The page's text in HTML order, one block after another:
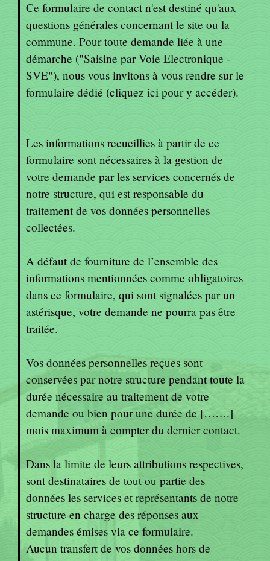
Ce formulaire de contact n'est destiné qu'aux
questions générales concernant le site ou la
commune. Pour toute demande liée à une
démarche ("Saisine par Voie Electronique -
SVE"), nous vous invitons à vous rendre sur le
formulaire dédié (cliquez ici pour y accéder).
Les informations recueillies à partir de ce
formulaire sont nécessaires à la gestion de
votre demande par les services concernés de
notre structure, qui est responsable du
traitement de vos données personnelles
collectées.
A défaut de fourniture de l’ensemble des
informations mentionnées comme obligatoires
dans ce formulaire, qui sont signalées par un
astérisque, votre demande ne pourra pas être
traitée.
Vos données personnelles reçues sont
conservées par notre structure pendant toute la
durée nécessaire au traitement de votre
demande ou bien pour une durée de […….]
mois maximum à compter du dernier contact.
Dans la limite de leurs attributions respectives,
sont destinataires de tout ou partie des
données les services et représentants de notre
structure en charge des réponses aux
demandes émises via ce formulaire.
Aucun transfert de vos données hors de